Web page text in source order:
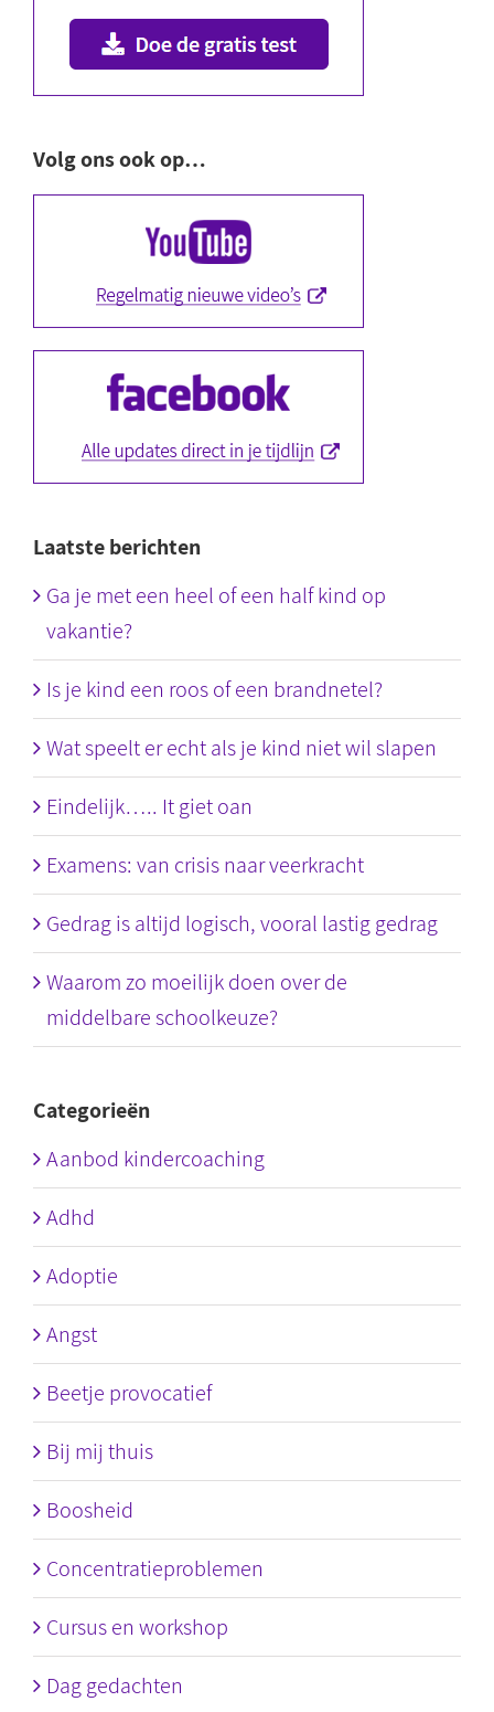
Volg ons ook op…
Laatste berichten
Ga je met een heel of een half kind op
vakantie?
Is je kind een roos of een brandnetel?
Wat speelt er echt als je kind niet wil slapen
Eindelijk….. It giet oan
Examens: van crisis naar veerkracht
Gedrag is altijd logisch, vooral lastig gedrag
Waarom zo moeilijk doen over de
middelbare schoolkeuze?
Categorieën
Aanbod kindercoaching
Adhd
Adoptie
Angst
Beetje provocatief
Bij mij thuis
Boosheid
Concentratieproblemen
Cursus en workshop
Dag gedachten